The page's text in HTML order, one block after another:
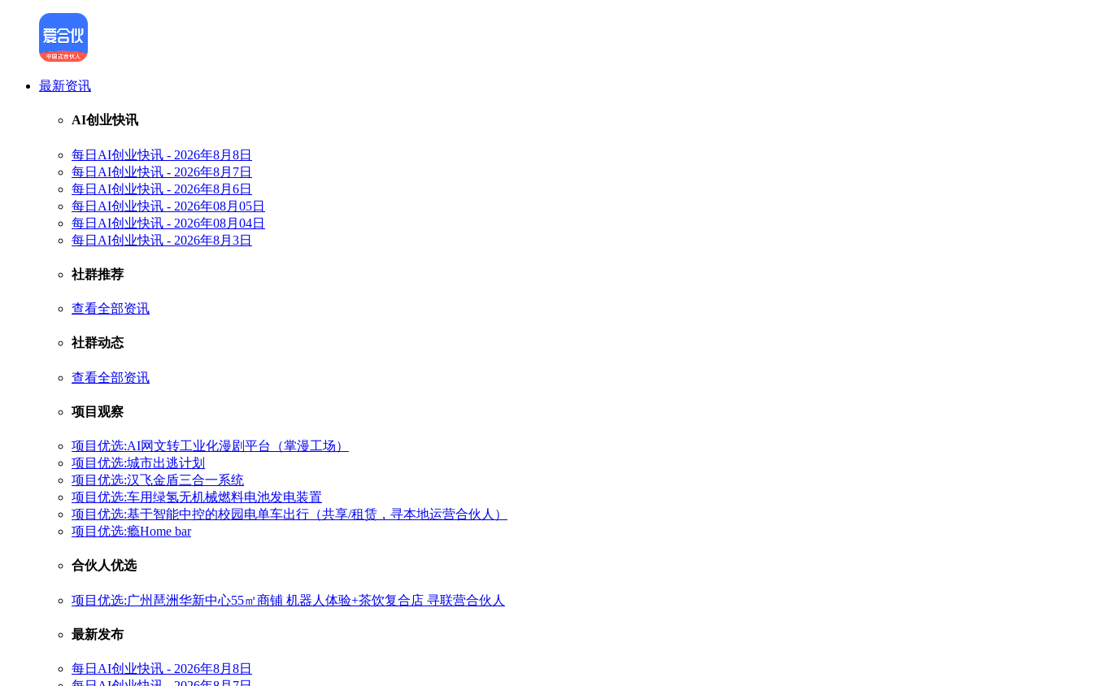
最新资讯
AI创业快讯
每日AI创业快讯 - 2026年8月8日
每日AI创业快讯 - 2026年8月7日
每日AI创业快讯 - 2026年8月6日
每日AI创业快讯 - 2026年08月05日
每日AI创业快讯 - 2026年08月04日
每日AI创业快讯 - 2026年8月3日
社群推荐
查看全部资讯
社群动态
查看全部资讯
项目观察
项目优选:AI网文转工业化漫剧平台（掌漫工场）
项目优选:城市出逃计划
项目优选:汉飞金盾三合一系统
项目优选:车用绿氢无机械燃料电池发电装置
项目优选:基于智能中控的校园电单车出行（共享/租赁，寻本地运营合伙人）
项目优选:瘾Home bar
合伙人优选
项目优选:广州琶洲华新中心55㎡商铺 机器人体验+茶饮复合店 寻联营合伙人
最新发布
每日AI创业快讯 - 2026年8月8日